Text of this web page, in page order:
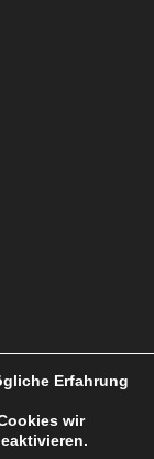
Erfahrung
wir